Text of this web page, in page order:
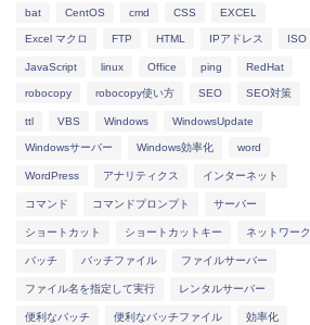
bat CentOS cmd CSS EXCEL
Excel マクロ FTP HTML IPアドレス ISO
JavaScript linux Office ping RedHat
robocopy robocopy使い方 SEO SEO対策
ttl VBS Windows WindowsUpdate
Windowsサーバー Windows効率化 word
WordPress アナリティクス インターネット
コマンド コマンドプロンプト サーバー
ショートカット ショートカットキー ネットワーク
バッチ バッチファイル ファイルサーバー
ファイル名を指定して実行 レンタルサーバー
便利なバッチ 便利なバッチファイル 効率化